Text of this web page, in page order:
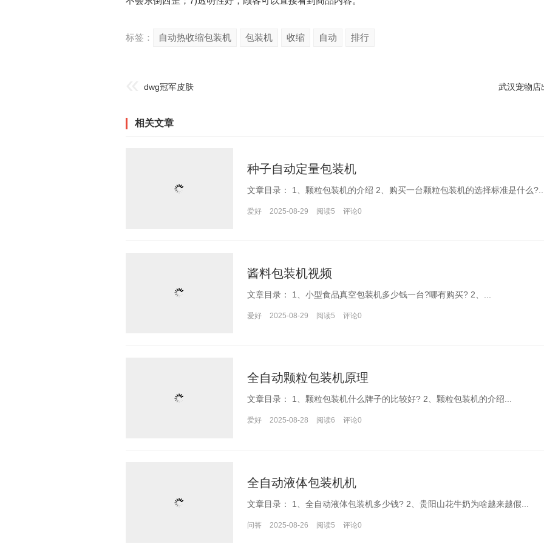
标签： 自动热收缩包装机 包装机 收缩 自动 排行
dwg冠军皮肤 武汉宠物店
相关文章
种子自动定量包装机
文章目录： 1、颗粒包装机的介绍 2、购买一台颗粒包装机的选择标准是什么?...
爱好 2025-08-29 阅读5 评论0
酱料包装机视频
文章目录： 1、小型食品真空包装机多少钱一台?哪有购买? 2、...
爱好 2025-08-29 阅读5 评论0
全自动颗粒包装机原理
文章目录： 1、颗粒包装机什么牌子的比较好? 2、颗粒包装机的介绍...
爱好 2025-08-28 阅读6 评论0
全自动液体包装机机
文章目录： 1、全自动液体包装机多少钱? 2、贵阳山花牛奶为啥越来越假...
问答 2025-08-26 阅读5 评论0